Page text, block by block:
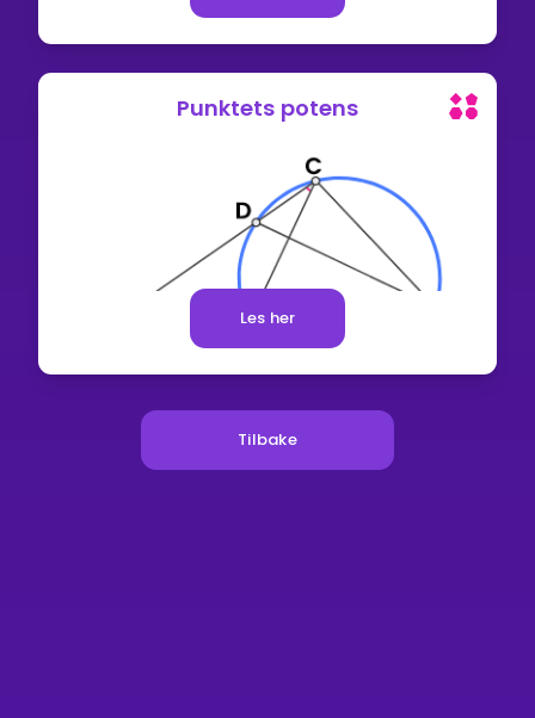
Punktets potens
Les her
Tilbake